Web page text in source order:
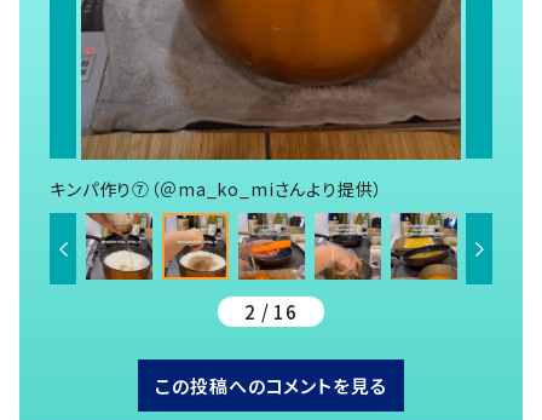
キンパ作り⑦（＠ma_ko_miさんより提供）
2 / 16
この投稿へのコメントを見る